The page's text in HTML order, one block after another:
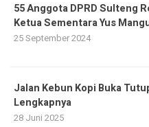
55 Anggota DPRD Sulteng
Ketua Sementara Yus
25 September 2024
Jalan Kebun Kopi Buka
Lengkapnya
28 Juni 2025